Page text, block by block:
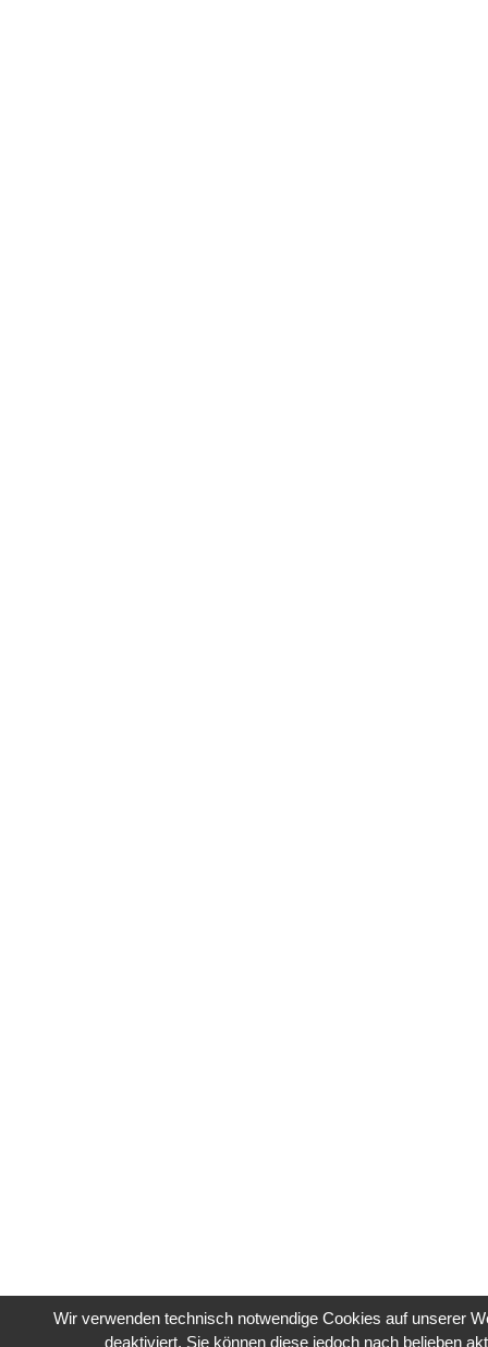
Wir verwenden technisch notwendige Cookies auf unserer
deaktiviert. Sie können diese jedoch nach belieben